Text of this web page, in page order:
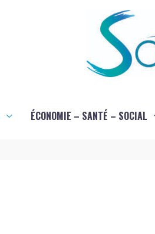
ÉCONOMIE – SANTÉ – SOCIAL